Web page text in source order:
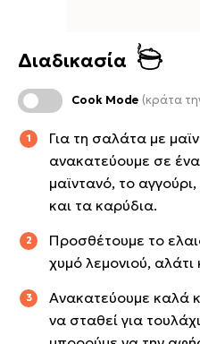
Διαδικασία
Cook Mode (κράτα
Για τη σαλάτα με
ανακατεύουμε σε
μαϊντανό, το
και τα καρύδια.
Προσθέτουμε το
χυμό λεμονιού, αλάτι
Ανακατεύουμε καλά
να σταθεί για